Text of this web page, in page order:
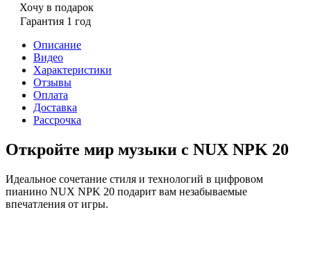
Хочу в подарок
Гарантия 1 год
Описание
Видео
Характеристики
Отзывы
Оплата
Доставка
Рассрочка
Откройте мир музыки с NUX NPK 20
Идеальное сочетание стиля и технологий в цифровом
пианино NUX NPK 20 подарит вам незабываемые
впечатления от игры.